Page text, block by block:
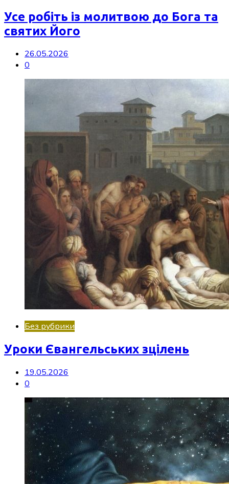
Усе робіть із молитвою до Бога та
святих Його
26.05.2026
0
Без рубрики
Уроки Євангельських зцілень
19.05.2026
0